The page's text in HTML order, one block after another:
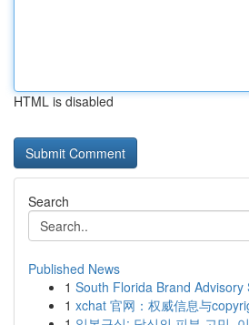
HTML is disabled
Search
Published News
1 South Florida Brand Advisory
1 xchat 官网：权威信息与